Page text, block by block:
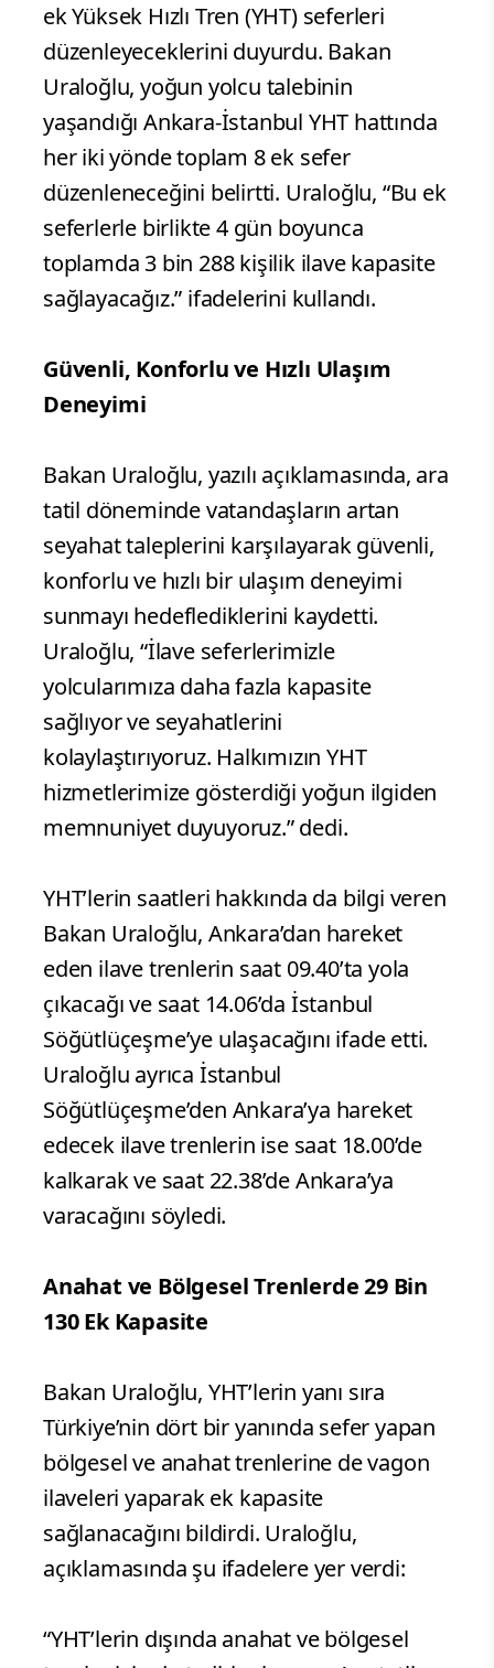
ek Yüksek Hızlı Tren (YHT) seferleri
düzenleyeceklerini duyurdu. Bakan
Uraloğlu, yoğun yolcu talebinin
yaşandığı Ankara-İstanbul YHT hattında
her iki yönde toplam 8 ek sefer
düzenleneceğini belirtti. Uraloğlu, “Bu ek
seferlerle birlikte 4 gün boyunca
toplamda 3 bin 288 kişilik ilave kapasite
sağlayacağız.” ifadelerini kullandı.
Güvenli, Konforlu ve Hızlı Ulaşım
Deneyimi
Bakan Uraloğlu, yazılı açıklamasında, ara
tatil döneminde vatandaşların artan
seyahat taleplerini karşılayarak güvenli,
konforlu ve hızlı bir ulaşım deneyimi
sunmayı hedeflediklerini kaydetti.
Uraloğlu, “İlave seferlerimizle
yolcularımıza daha fazla kapasite
sağlıyor ve seyahatlerini
kolaylaştırıyoruz. Halkımızın YHT
hizmetlerimize gösterdiği yoğun ilgiden
memnuniyet duyuyoruz.” dedi.
YHT’lerin saatleri hakkında da bilgi veren
Bakan Uraloğlu, Ankara’dan hareket
eden ilave trenlerin saat 09.40’ta yola
çıkacağı ve saat 14.06’da İstanbul
Söğütlüçeşme’ye ulaşacağını ifade etti.
Uraloğlu ayrıca İstanbul
Söğütlüçeşme’den Ankara’ya hareket
edecek ilave trenlerin ise saat 18.00’de
kalkarak ve saat 22.38’de Ankara’ya
varacağını söyledi.
Anahat ve Bölgesel Trenlerde 29 Bin
130 Ek Kapasite
Bakan Uraloğlu, YHT’lerin yanı sıra
Türkiye’nin dört bir yanında sefer yapan
bölgesel ve anahat trenlerine de vagon
ilaveleri yaparak ek kapasite
sağlanacağını bildirdi. Uraloğlu,
açıklamasında şu ifadelere yer verdi:
“YHT’lerin dışında anahat ve bölgesel